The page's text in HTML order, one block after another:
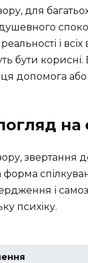
для
і
бути корисні.
допомога
форма
і
психіку.